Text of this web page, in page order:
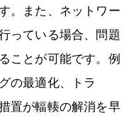
。また、ネットワー
っている場合、問題
ことが可能です。例
の最適化、トラ
置が輻輳の解消を早